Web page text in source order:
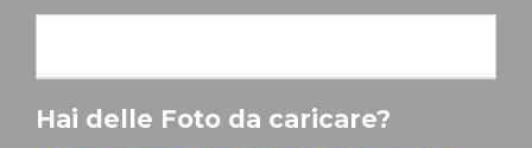
Hai delle Foto da caricare?